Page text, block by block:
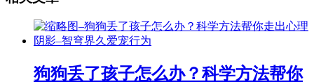
狗狗丢了孩子怎么办？科学方法帮你